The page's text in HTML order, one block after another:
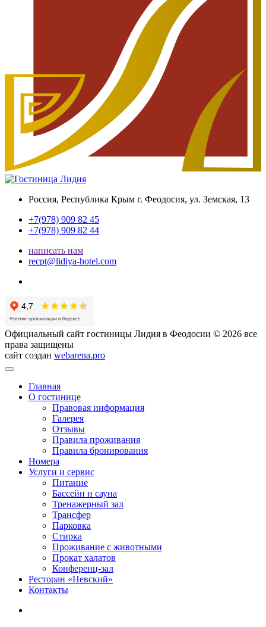
Россия, Республика Крым г. Феодосия, ул. Земская, 13
+7(978) 909 82 45
+7(978) 909 82 44
написать нам
recpt@lidiya-hotel.com
Официальный сайт гостиницы Лидия в Феодосии © 2026 все
права защищены
сайт создан webarena.pro
Главная
О гостинице
Правовая информация
Галерея
Отзывы
Правила проживания
Правила бронирования
Номера
Услуги и сервис
Питание
Бассейн и сауна
Тренажерный зал
Трансфер
Парковка
Стирка
Проживание с животными
Прокат халатов
Конференц-зал
Ресторан «Невский»
Контакты